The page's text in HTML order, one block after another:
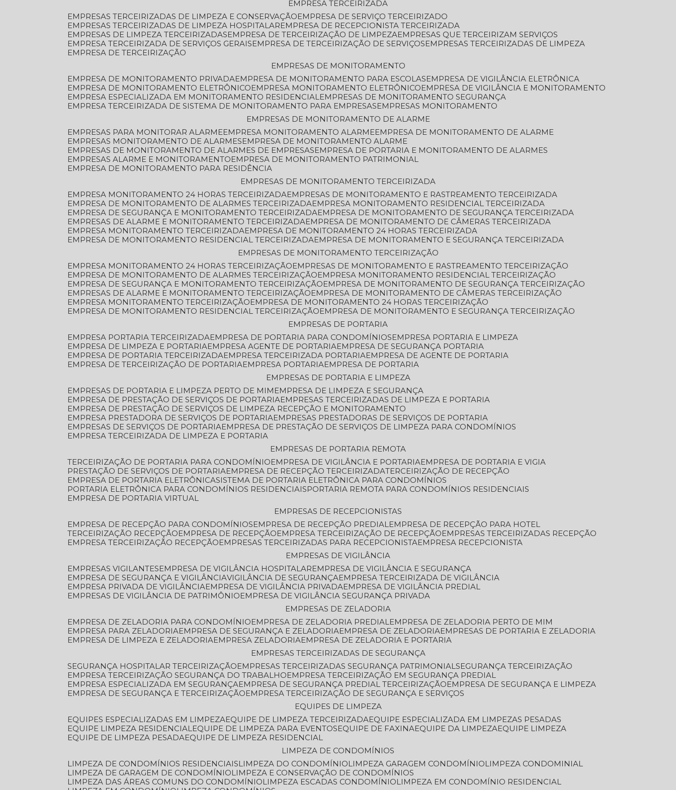
EMPRESA TERCEIRIZADA
EMPRESAS TERCEIRIZADAS DE LIMPEZA E CONSERVAÇÃO
EMPRESA DE SERVIÇO TERCEIRIZADO
EMPRESAS TERCEIRIZADAS DE LIMPEZA HOSPITALAR
EMPRESA DE RECEPCIONISTA TERCEIRIZADA
EMPRESAS DE LIMPEZA TERCEIRIZADAS
EMPRESA DE TERCEIRIZAÇÃO DE LIMPEZA
EMPRESAS QUE TERCEIRIZAM SERVIÇOS
EMPRESA TERCEIRIZADA DE SERVIÇOS GERAIS
EMPRESA DE TERCEIRIZAÇÃO DE SERVIÇOS
EMPRESAS TERCEIRIZADAS DE LIMPEZA
EMPRESA DE TERCEIRIZAÇÃO
EMPRESAS DE MONITORAMENTO
EMPRESA DE MONITORAMENTO PRIVADA
EMPRESA DE MONITORAMENTO PARA ESCOLAS
EMPRESA DE VIGILÂNCIA ELETRÔNICA
EMPRESA DE MONITORAMENTO ELETRÔNICO
EMPRESA MONITORAMENTO ELETRÔNICO
EMPRESA DE VIGILÂNCIA E MONITORAMENTO
EMPRESA ESPECIALIZADA EM MONITORAMENTO RESIDENCIAL
EMPRESAS DE MONITORAMENTO SEGURANÇA
EMPRESA TERCEIRIZADA DE SISTEMA DE MONITORAMENTO PARA EMPRESAS
EMPRESAS MONITORAMENTO
EMPRESAS DE MONITORAMENTO DE ALARME
EMPRESAS PARA MONITORAR ALARME
EMPRESA MONITORAMENTO ALARME
EMPRESA DE MONITORAMENTO DE ALARME
EMPRESAS MONITORAMENTO DE ALARMES
EMPRESA DE MONITORAMENTO ALARME
EMPRESAS DE MONITORAMENTO DE ALARMES DE EMPRESAS
EMPRESA DE PORTARIA E MONITORAMENTO DE ALARMES
EMPRESAS ALARME E MONITORAMENTO
EMPRESA DE MONITORAMENTO PATRIMONIAL
EMPRESA DE MONITORAMENTO PARA RESIDÊNCIA
EMPRESAS DE MONITORAMENTO TERCEIRIZADA
EMPRESA MONITORAMENTO 24 HORAS TERCEIRIZADA
EMPRESAS DE MONITORAMENTO E RASTREAMENTO TERCEIRIZADA
EMPRESA DE MONITORAMENTO DE ALARMES TERCEIRIZADA
EMPRESA MONITORAMENTO RESIDENCIAL TERCEIRIZADA
EMPRESA DE SEGURANÇA E MONITORAMENTO TERCEIRIZADA
EMPRESA DE MONITORAMENTO DE SEGURANÇA TERCEIRIZADA
EMPRESAS DE ALARME E MONITORAMENTO TERCEIRIZADA
EMPRESA DE MONITORAMENTO DE CÂMERAS TERCEIRIZADA
EMPRESA MONITORAMENTO TERCEIRIZADA
EMPRESA DE MONITORAMENTO 24 HORAS TERCEIRIZADA
EMPRESA DE MONITORAMENTO RESIDENCIAL TERCEIRIZADA
EMPRESA DE MONITORAMENTO E SEGURANÇA TERCEIRIZADA
EMPRESAS DE MONITORAMENTO TERCEIRIZAÇÃO
EMPRESA MONITORAMENTO 24 HORAS TERCEIRIZAÇÃO
EMPRESAS DE MONITORAMENTO E RASTREAMENTO TERCEIRIZAÇÃO
EMPRESA DE MONITORAMENTO DE ALARMES TERCEIRIZAÇÃO
EMPRESA MONITORAMENTO RESIDENCIAL TERCEIRIZAÇÃO
EMPRESA DE SEGURANÇA E MONITORAMENTO TERCEIRIZAÇÃO
EMPRESA DE MONITORAMENTO DE SEGURANÇA TERCEIRIZAÇÃO
EMPRESAS DE ALARME E MONITORAMENTO TERCEIRIZAÇÃO
EMPRESA DE MONITORAMENTO DE CÂMERAS TERCEIRIZAÇÃO
EMPRESA MONITORAMENTO TERCEIRIZAÇÃO
EMPRESA DE MONITORAMENTO 24 HORAS TERCEIRIZAÇÃO
EMPRESA DE MONITORAMENTO RESIDENCIAL TERCEIRIZAÇÃO
EMPRESA DE MONITORAMENTO E SEGURANÇA TERCEIRIZAÇÃO
EMPRESAS DE PORTARIA
EMPRESA PORTARIA TERCEIRIZADA
EMPRESA DE PORTARIA PARA CONDOMÍNIOS
EMPRESA PORTARIA E LIMPEZA
EMPRESA DE LIMPEZA E PORTARIA
EMPRESA AGENTE DE PORTARIA
EMPRESA DE SEGURANÇA PORTARIA
EMPRESA DE PORTARIA TERCEIRIZADA
EMPRESA TERCEIRIZADA PORTARIA
EMPRESA DE AGENTE DE PORTARIA
EMPRESA DE TERCEIRIZAÇÃO DE PORTARIA
EMPRESA PORTARIA
EMPRESA DE PORTARIA
EMPRESAS DE PORTARIA E LIMPEZA
EMPRESAS DE PORTARIA E LIMPEZA PERTO DE MIM
EMPRESA DE LIMPEZA E SEGURANÇA
EMPRESA DE PRESTAÇÃO DE SERVIÇOS DE PORTARIA
EMPRESAS TERCEIRIZADAS DE LIMPEZA E PORTARIA
EMPRESA DE PRESTAÇÃO DE SERVIÇOS DE LIMPEZA RECEPÇÃO E MONITORAMENTO
EMPRESA PRESTADORA DE SERVIÇOS DE PORTARIA
EMPRESAS PRESTADORAS DE SERVIÇOS DE PORTARIA
EMPRESAS DE SERVIÇOS DE PORTARIA
EMPRESA DE PRESTAÇÃO DE SERVIÇOS DE LIMPEZA PARA CONDOMÍNIOS
EMPRESA TERCEIRIZADA DE LIMPEZA E PORTARIA
EMPRESAS DE PORTARIA REMOTA
TERCEIRIZAÇÃO DE PORTARIA PARA CONDOMÍNIO
EMPRESA DE VIGILÂNCIA E PORTARIA
EMPRESA DE PORTARIA E VIGIA
PRESTAÇÃO DE SERVIÇOS DE PORTARIA
EMPRESA DE RECEPÇÃO TERCEIRIZADA TERCEIRIZAÇÃO DE RECEPÇÃO
EMPRESA DE PORTARIA ELETRÔNICA SISTEMA DE PORTARIA ELETRÔNICA PARA CONDOMÍNIOS
PORTARIA ELETRÔNICA PARA CONDOMÍNIOS RESIDENCIAIS
PORTARIA REMOTA PARA CONDOMÍNIOS RESIDENCIAIS
EMPRESA DE PORTARIA VIRTUAL
EMPRESAS DE RECEPCIONISTAS
EMPRESA DE RECEPÇÃO PARA CONDOMÍNIOS
EMPRESA DE RECEPÇÃO PREDIAL
EMPRESA DE RECEPÇÃO PARA HOTEL
TERCEIRIZAÇÃO RECEPÇÃO
EMPRESA DE RECEPÇÃO EMPRESA TERCEIRIZAÇÃO DE RECEPÇÃO
EMPRESAS TERCEIRIZADAS RECEPÇÃO
EMPRESA TERCEIRIZAÇÃO RECEPÇÃO
EMPRESAS TERCEIRIZADAS PARA RECEPCIONISTA
EMPRESA RECEPCIONISTA
EMPRESAS DE VIGILÂNCIA
EMPRESAS VIGILANTES
EMPRESA DE VIGILÂNCIA HOSPITALAR
EMPRESA DE VIGILÂNCIA E SEGURANÇA
EMPRESA DE SEGURANÇA E VIGILÂNCIA VIGILÂNCIA DE SEGURANÇA
EMPRESA TERCEIRIZADA DE VIGILÂNCIA
EMPRESA PRIVADA DE VIGILÂNCIA
EMPRESA DE VIGILÂNCIA PRIVADA
EMPRESA DE VIGILÂNCIA PREDIAL
EMPRESAS DE VIGILÂNCIA DE PATRIMÔNIO
EMPRESA DE VIGILÂNCIA SEGURANÇA PRIVADA
EMPRESAS DE ZELADORIA
EMPRESA DE ZELADORIA PARA CONDOMÍNIO
EMPRESA DE ZELADORIA PREDIAL
EMPRESA DE ZELADORIA PERTO DE MIM
EMPRESA PARA ZELADORIA
EMPRESA DE SEGURANÇA E ZELADORIA EMPRESA DE ZELADORIA
EMPRESAS DE PORTARIA E ZELADORIA
EMPRESA DE LIMPEZA E ZELADORIA
EMPRESA ZELADORIA
EMPRESA DE ZELADORIA E PORTARIA
EMPRESAS TERCEIRIZADAS DE SEGURANÇA
SEGURANÇA HOSPITALAR TERCEIRIZAÇÃO
EMPRESAS TERCEIRIZADAS SEGURANÇA PATRIMONIAL SEGURANÇA TERCEIRIZAÇÃO
EMPRESA TERCEIRIZAÇÃO SEGURANÇA DO TRABALHO
EMPRESA TERCEIRIZAÇÃO EM SEGURANÇA PREDIAL
EMPRESA ESPECIALIZADA EM SEGURANÇA
EMPRESA DE SEGURANÇA PREDIAL TERCEIRIZAÇÃO
EMPRESA DE SEGURANÇA E LIMPEZA
EMPRESA DE SEGURANÇA E TERCEIRIZAÇÃO
EMPRESA TERCEIRIZAÇÃO DE SEGURANÇA E SERVIÇOS
EQUIPES DE LIMPEZA
EQUIPES ESPECIALIZADAS EM LIMPEZA EQUIPE DE LIMPEZA TERCEIRIZADA EQUIPE ESPECIALIZADA EM LIMPEZAS PESADAS
EQUIPE LIMPEZA RESIDENCIAL EQUIPE DE LIMPEZA PARA EVENTOS EQUIPE DE FAXINA EQUIPE DA LIMPEZA EQUIPE LIMPEZA
EQUIPE DE LIMPEZA PESADA EQUIPE DE LIMPEZA RESIDENCIAL
LIMPEZA DE CONDOMÍNIOS
LIMPEZA DE CONDOMÍNIOS RESIDENCIAIS
LIMPEZA DO CONDOMÍNIO LIMPEZA GARAGEM CONDOMÍNIO
LIMPEZA CONDOMINIAL
LIMPEZA DE GARAGEM DE CONDOMÍNIO
LIMPEZA E CONSERVAÇÃO DE CONDOMÍNIOS
LIMPEZA DAS ÁREAS COMUNS DO CONDOMÍNIO
LIMPEZA ESCADAS CONDOMÍNIO
LIMPEZA EM CONDOMÍNIO RESIDENCIAL